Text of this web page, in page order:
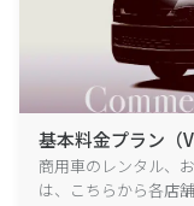
基本料金プラン（
商用車のレンタル、
は、こちらから各店